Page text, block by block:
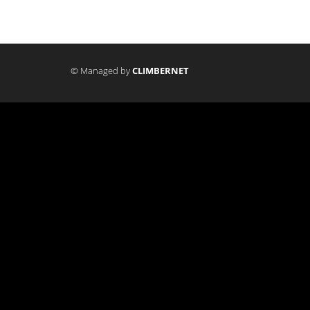
© Managed byCLIMBERNET